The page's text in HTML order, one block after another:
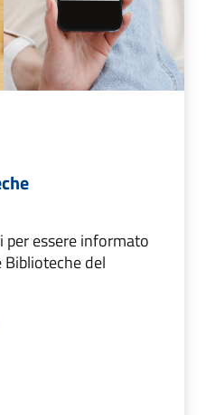
per essere informato
del